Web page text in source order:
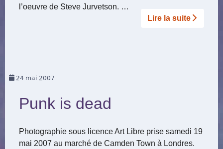
l’oeuvre de Steve Jurvetson. …
Lire la suite­­
24 mai 2007
Punk is dead
Photographie sous licence Art Libre prise samedi 19
mai 2007 au marché de Camden Town à Londres.